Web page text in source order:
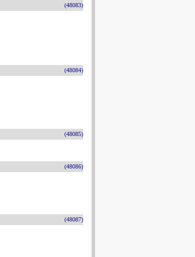
(48083)
(48084)
(48085)
(48086)
(48087)